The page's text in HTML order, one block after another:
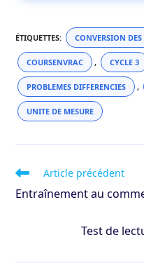
ÉTIQUETTES: CONVERSION
COURSENVRAC , CYCLE 3
PROBLEMES DIFFERENCIES ,
UNITE DE MESURE
Read
articles
Article précédent
Entraînement au
Test de